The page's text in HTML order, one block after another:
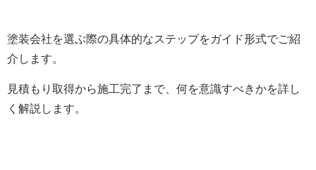
塗装会社を選ぶ際の具体的なステップをガイド形式でご紹
介します。
見積もり取得から施工完了まで、何を意識すべきかを詳し
く解説します。